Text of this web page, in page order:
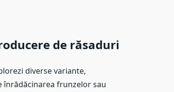
de răsaduri
diverse variante,
înrădăcinarea frunzelor sau